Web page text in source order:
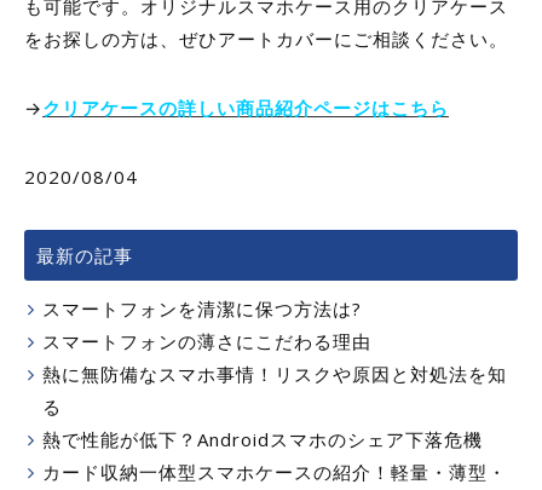
も可能です。オリジナルスマホケース用のクリアケース
をお探しの方は、ぜひアートカバーにご相談ください。
→クリアケースの詳しい商品紹介ページはこちら
2020/08/04
最新の記事
スマートフォンを清潔に保つ方法は?
スマートフォンの薄さにこだわる理由
熱に無防備なスマホ事情！リスクや原因と対処法を知
る
熱で性能が低下？Androidスマホのシェア下落危機
カード収納一体型スマホケースの紹介！軽量・薄型・